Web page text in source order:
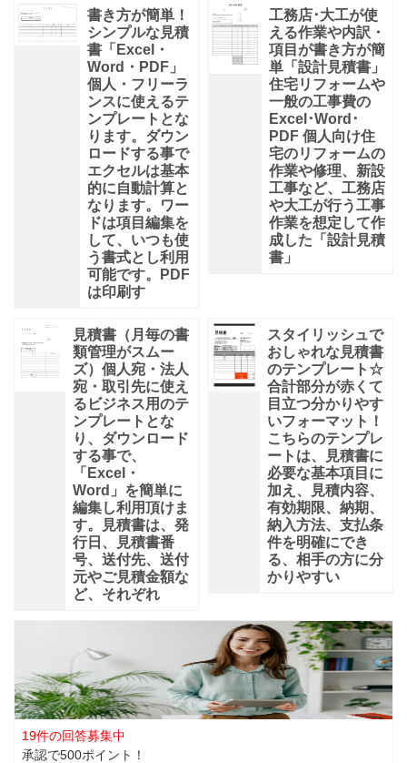
書き方が簡単！
シンプルな見積
書「Excel・
Word・PDF」
個人・フリーラ
ンスに使えるテ
ンプレートとな
ります。ダウン
ロードする事で
エクセルは基本
的に自動計算と
なります。ワー
ドは項目編集を
して、いつも使
う書式とし利用
可能です。PDF
は印刷す
工務店･大工が使
える作業や内訳・
項目が書き方が簡
単「設計見積書」
住宅リフォームや
一般の工事費の
Excel･Word･
PDF 個人向け住
宅のリフォームの
作業や修理、新設
工事など、工務店
や大工が行う工事
作業を想定して作
成した「設計見積
書」
見積書（月毎の書
類管理がスムー
ズ）個人宛・法人
宛・取引先に使え
るビジネス用のテ
ンプレートとな
り、ダウンロード
する事で、
「Excel・
Word」を簡単に
編集し利用頂けま
す。見積書は、発
行日、見積書番
号、送付先、送付
元やご見積金額な
ど、それぞれ
スタイリッシュで
おしゃれな見積書
のテンプレート☆
合計部分が赤くて
目立つ分かりやす
いフォーマット！
こちらのテンプレ
ートは、見積書に
必要な基本項目に
加え、見積内容、
有効期限、納期、
納入方法、支払条
件を明確にでき
る、相手の方に分
かりやすい
19件の回答募集中
承認で500ポイント！